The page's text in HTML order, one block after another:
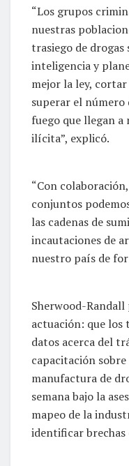
“Los grupos
nuestras
trasiego de
inteligencia y
mejor la ley,
superar el número
fuego que llegan
ilícita”, explicó.
“Con
conjuntos
las cadenas de
incautaciones de
nuestro país de
Sherwood-
actuación: que los
datos acerca del
capacitación
manufactura de
semana bajo la
mapeo de la
identificar brechas